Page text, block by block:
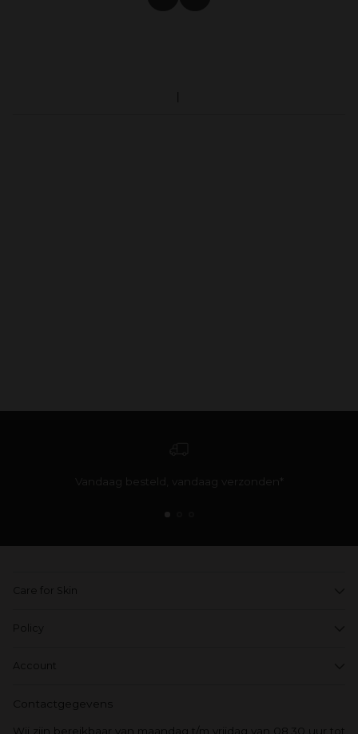
Vandaag besteld, vandaag verzonden*
Care for Skin
Policy
Account
Contactgegevens
Wij zijn bereikbaar van maandag t/m vrijdag van 08.30 uur tot